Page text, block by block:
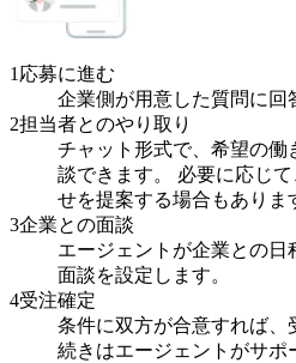
1応募に進む
企業側が用意した質問に回
2担当者とのやり取り
チャット形式で、希望の働
談できます。 必要に応じ
せを提案する場合もありま
3企業との面談
エージェントが企業との
面談を設定します。
4受注確定
条件に双方が合意すれば、
続きはエージェントがサ